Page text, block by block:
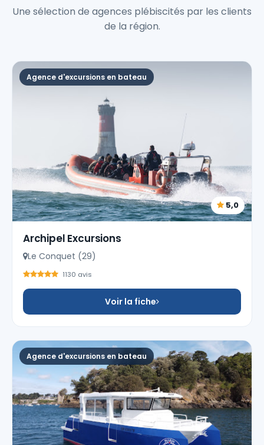
Une sélection de agences plébiscités par les clients
de la région.
Agence d'excursions en bateau
5,0
Archipel Excursions
Le Conquet (29)
1130 avis
Voir la fiche
Agence d'excursions en bateau